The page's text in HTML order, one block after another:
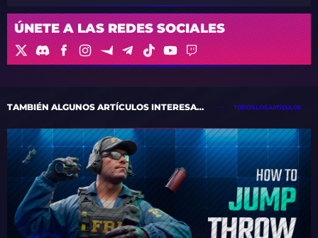
ÚNETE A LAS REDES SOCIALES
TAMBIÉN ALGUNOS ARTÍCULOS INTERESANTES TODOS LOS ARTÍCULOS